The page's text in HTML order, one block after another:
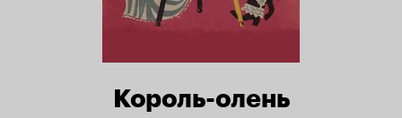
Король-олень